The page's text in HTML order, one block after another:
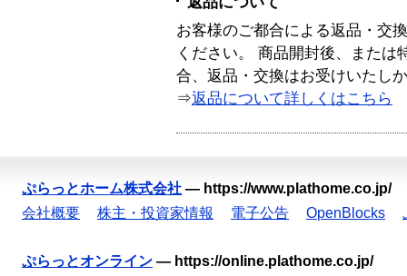
お客様のご都合による返品・交
ください。 商品開封後、または
合、返品・交換はお受けいたし
⇒返品について詳しくはこちら
ぷらっとホーム株式会社 — https://www.plathome.co.jp/
会社概要
株主・投資家情報 電子公告 OpenBlocks
ぷらっとオンライン — https://online.plathome.co.jp/